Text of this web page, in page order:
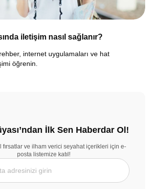
iletişim nasıl sağlanır?
internet uygulamaları ve hat
öğrenin.
İlk Sen Haberdar Ol!
fırsatlar ve ilham verici seyahat içerikleri için e-
posta listemize katıl!